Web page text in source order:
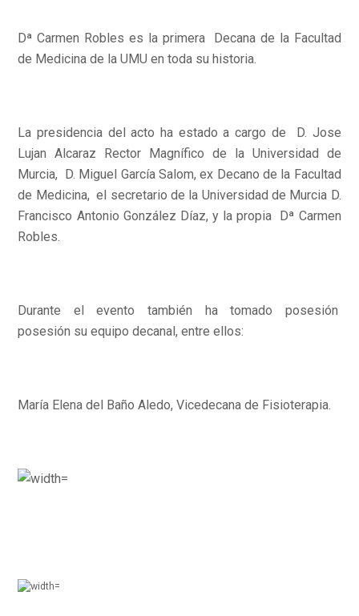
Dª Carmen Robles es la primera Decana de la Facultad
de Medicina de la UMU en toda su historia.
La presidencia del acto ha estado a cargo de D. Jose
Lujan Alcaraz Rector Magnífico de la Universidad de
Murcia, D. Miguel García Salom, ex Decano de la Facultad
de Medicina, el secretario de la Universidad de Murcia D.
Francisco Antonio González Díaz, y la propia Dª Carmen
Robles.
Durante el evento también ha tomado posesión
posesión su equipo decanal, entre ellos:
María Elena del Baño Aledo, Vicedecana de Fisioterapia.